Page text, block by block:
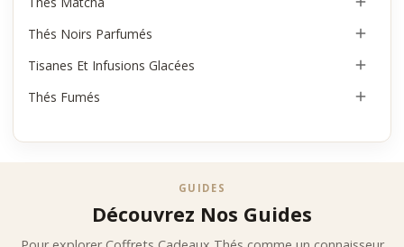
Thés Noirs Parfumés 
Tisanes Et Infusions Glacées 
Thés Fumés 
GUIDES
Découvrez Nos Guides